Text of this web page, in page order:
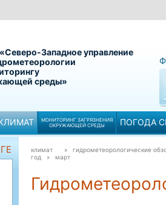
Западное управление
среды»
МОНИТОРИНГ ЗАГРЯЗНЕНИЯ
ОКРУЖАЮЩЕЙ СРЕДЫ
ПОГОДА
климат
» гидрометеорологические
год » март